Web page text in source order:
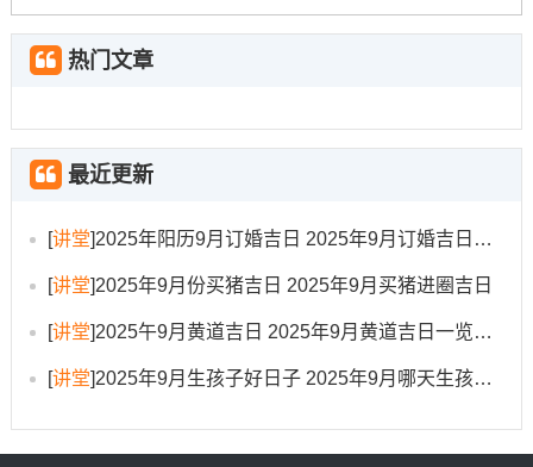
传统仪式能增强吉祥气场:
悬挂五色布条以平衡五行能量！
2. 奠基时埋入五谷锦囊（稻、黍、稷、麦、菽），标记土
顺利？!工具利用前需经过净香熏绕！
4. 拆除门框时需先行卸下，并用红布包裹保存？标记保留
家宅气脉连续！
相关风水布局要点
热门文章
最近更新
[讲堂]2025年阳历9月订婚吉日 2025年9月订婚吉日有哪几天
[讲堂]2025年9月份买猪吉日 2025年9月买猪进圈吉日
[讲堂]2025午9月黄道吉日 2025年9月黄道吉日一览表大全
[讲堂]2025年9月生孩子好日子 2025年9月哪天生孩子比较好